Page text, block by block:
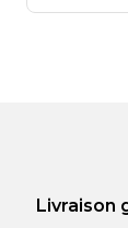
Livraison